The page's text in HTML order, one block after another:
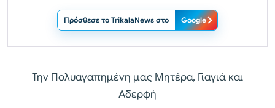
Πρόσθεσε το TrikalaNews στο Google
Την Πολυαγαπημένη μας Μητέρα, Γιαγιά και
Αδερφή